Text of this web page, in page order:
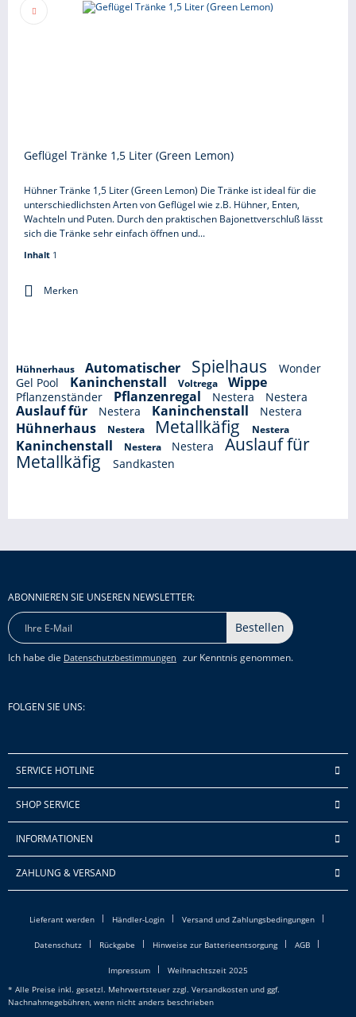
Geflügel Tränke 1,5 Liter (Green Lemon)
Hühner Tränke 1,5 Liter (Green Lemon) Die Tränke ist ideal für die
unterschiedlichsten Arten von Geflügel wie z.B. Hühner, Enten,
Wachteln und Puten. Durch den praktischen Bajonettverschluß lässt
sich die Tränke sehr einfach öffnen und...
Inhalt 1
Merken
Hühnerhaus Automatischer Spielhaus
Wonder
Gel Pool
Kaninchenstall Voltrega Wippe
Pflanzenständer Pflanzenregal Nestera Nestera
Auslauf für Nestera Kaninchenstall Nestera
Hühnerhaus Nestera Metallkäfig Nestera
Kaninchenstall Nestera Nestera Auslauf für
Metallkäfig Sandkasten
ABONNIEREN SIE UNSEREN NEWSLETTER:
Bestellen
Ich habe die Datenschutzbestimmungen zur Kenntnis genommen.
FOLGEN SIE UNS:
SERVICE HOTLINE
SHOP SERVICE
INFORMATIONEN
ZAHLUNG & VERSAND
Lieferant werden Händler-Login Versand und Zahlungsbedingungen
Datenschutz Rückgabe Hinweise zur Batterieentsorgung AGB
Impressum
Weihnachtszeit 2025
* Alle Preise inkl. gesetzl. Mehrwertsteuer zzgl. Versandkosten und ggf.
Nachnahmegebühren, wenn nicht anders beschrieben